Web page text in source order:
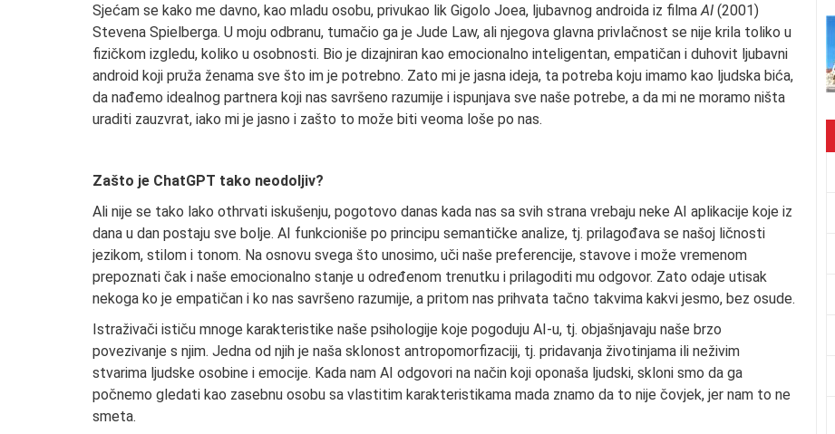
Sjećam se kako me davno, kao mladu osobu, privukao lik Gigolo Joea, ljubavnog androida iz filma AI (2001)
Stevena Spielberga. U moju odbranu, tumačio ga je Jude Law, ali njegova glavna privlačnost se nije krila toliko u
fizičkom izgledu, koliko u osobnosti. Bio je dizajniran kao emocionalno inteligentan, empatičan i duhovit ljubavni
android koji pruža ženama sve što im je potrebno. Zato mi je jasna ideja, ta potreba koju imamo kao ljudska bića,
da nađemo idealnog partnera koji nas savršeno razumije i ispunjava sve naše potrebe, a da mi ne moramo ništa
uraditi zauzvrat, iako mi je jasno i zašto to može biti veoma loše po nas.
Zašto je ChatGPT tako neodoljiv?
Ali nije se tako lako othrvati iskušenju, pogotovo danas kada nas sa svih strana vrebaju neke AI aplikacije koje iz
dana u dan postaju sve bolje. AI funkcioniše po principu semantičke analize, tj. prilagođava se našoj ličnosti
jezikom, stilom i tonom. Na osnovu svega što unosimo, uči naše preferencije, stavove i može vremenom
prepoznati čak i naše emocionalno stanje u određenom trenutku i prilagoditi mu odgovor. Zato odaje utisak
nekoga ko je empatičan i ko nas savršeno razumije, a pritom nas prihvata tačno takvima kakvi jesmo, bez osude.
Istraživači ističu mnoge karakteristike naše psihologije koje pogoduju AI-u, tj. objašnjavaju naše brzo
povezivanje s njim. Jedna od njih je naša sklonost antropomorfizaciji, tj. pridavanja životinjama ili neživim
stvarima ljudske osobine i emocije. Kada nam AI odgovori na način koji oponaša ljudski, skloni smo da ga
počnemo gledati kao zasebnu osobu sa vlastitim karakteristikama mada znamo da to nije čovjek, jer nam to ne
smeta.